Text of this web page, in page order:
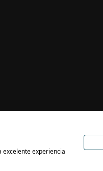
experiencia